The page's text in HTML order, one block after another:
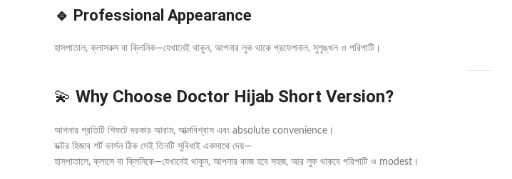
🔹 Professional Appearance
হাসপাতাল, ক্লাসরুম বা ক্লিনিক—যেখানেই থাকুন, আপনার লুক থাকে প্রফেশনাল, সুশৃঙ্খল ও পরিপাটি।
💫 Why Choose Doctor Hijab Short Version?
আপনার প্রতিটি শিফটে দরকার আরাম, আত্মবিশ্বাস এবং absolute convenience।
ডক্টর হিজাব শর্ট ভার্সন ঠিক সেই তিনটি সুবিধাই একসাথে দেয়—
হাসপাতালে, ক্লাসে বা ক্লিনিকে—যেখানেই থাকুন, আপনার কাজ হবে সহজ, আর লুক থাকবে পরিপাটি ও modest।